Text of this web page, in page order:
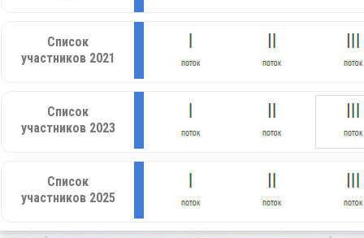
Список
участников 2021
Список
участников 2023
Список
участников 2025